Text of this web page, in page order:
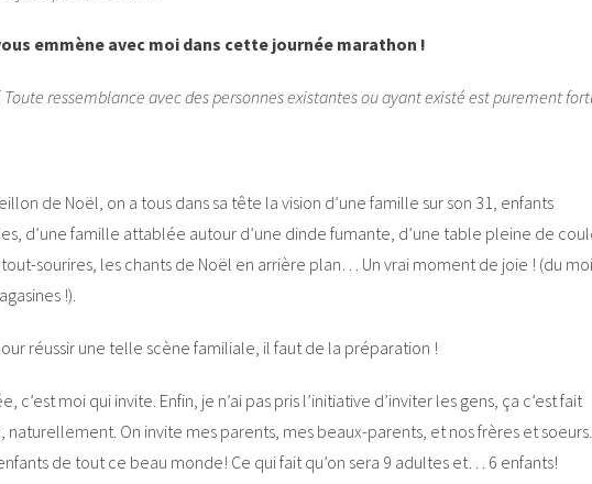
emmène avec moi dans cette journée marathon !
Toute ressemblance avec des personnes existantes ou ayant existé est purement
de Noël, on a tous dans sa tête la vision d’une famille sur son 31, enfants
d’une famille attablée autour d’une dinde fumante, d’une table pleine de
sourires, les chants de Noël en arrière plan… Un vrai moment de joie ! (du
!).
réussir une telle scène familiale, il faut de la préparation !
c’est moi qui invite. Enfin, je n’ai pas pris l’initiative d’inviter les gens, ça c’est fait
naturellement. On invite mes parents, mes beaux-parents, et nos frères et soeurs.
de tout ce beau monde! Ce qui fait qu’on sera 9 adultes et… 6 enfants!